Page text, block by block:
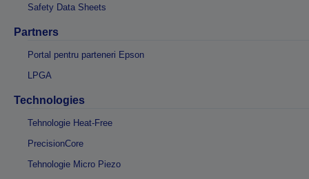
Safety Data Sheets
Partners
Portal pentru parteneri Epson
LPGA
Technologies
Tehnologie Heat-Free
PrecisionCore
Tehnologie Micro Piezo